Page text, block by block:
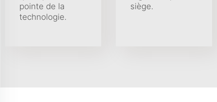
pointe de la
technologie.
siège.